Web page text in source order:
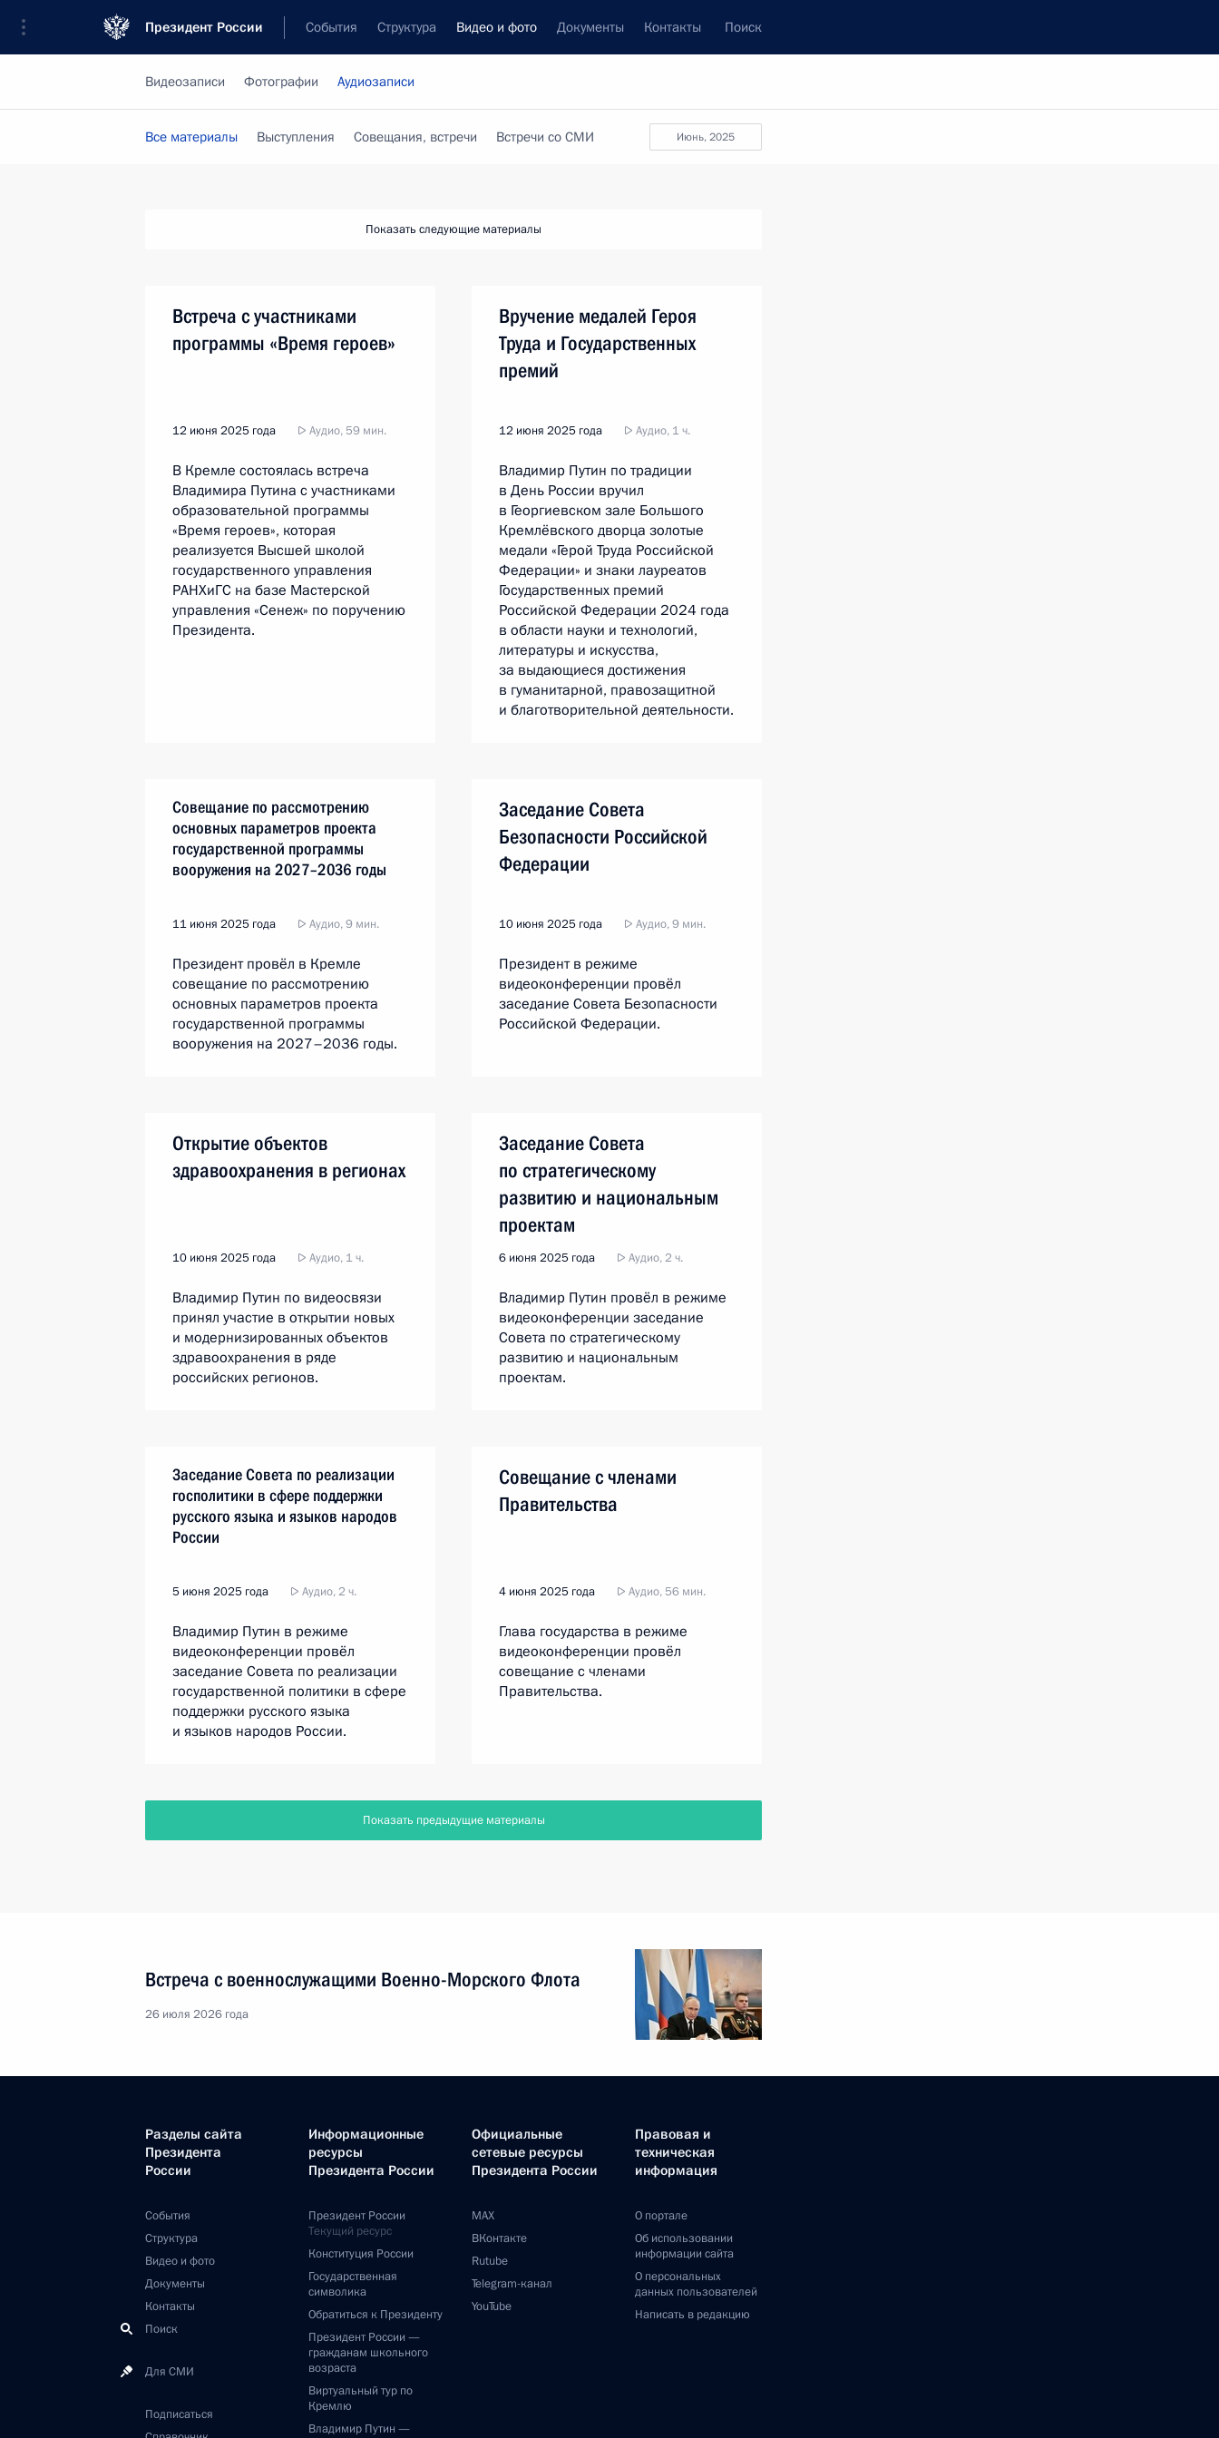
Президент России События Структура Видео и фото Документы Контакты Поиск
Видеозаписи Фотографии Аудиозаписи
июнь, 2025
Все материалы Выступления Совещания, встречи Встречи со СМИ
Показать следующие материалы
Встреча с участниками
программы «Время героев»
12 июня 2025 года Аудио, 59 мин.
В Кремле состоялась встреча
Владимира Путина с участниками
образовательной программы
«Время героев», которая
реализуется Высшей школой
государственного управления
РАНХиГС на базе Мастерской
управления «Сенеж» по поручению
Президента.
Вручение медалей Героя
Труда и Государственных
премий
12 июня 2025 года Аудио, 1 ч.
Владимир Путин по традиции
в День России вручил
в Георгиевском зале Большого
Кремлёвского дворца золотые
медали «Герой Труда Российской
Федерации» и знаки лауреатов
Государственных премий
Российской Федерации 2024 года
в области науки и технологий,
литературы и искусства,
за выдающиеся достижения
в гуманитарной, правозащитной
и благотворительной деятельности.
Совещание по рассмотрению
основных параметров проекта
государственной программы
вооружения на 2027–2036 годы
11 июня 2025 года Аудио, 9 мин.
Президент провёл в Кремле
совещание по рассмотрению
основных параметров проекта
государственной программы
вооружения на 2027–2036 годы.
Заседание Совета
Безопасности Российской
Федерации
10 июня 2025 года Аудио, 9 мин.
Президент в режиме
видеоконференции провёл
заседание Совета Безопасности
Российской Федерации.
Открытие объектов
здравоохранения в регионах
10 июня 2025 года Аудио, 1 ч.
Владимир Путин по видеосвязи
принял участие в открытии новых
и модернизированных объектов
здравоохранения в ряде
российских регионов.
Заседание Совета
по стратегическому
развитию и национальным
проектам
6 июня 2025 года Аудио, 2 ч.
Владимир Путин провёл в режиме
видеоконференции заседание
Совета по стратегическому
развитию и национальным
проектам.
Заседание Совета по реализации
госполитики в сфере поддержки
русского языка и языков народов
России
5 июня 2025 года Аудио, 2 ч.
Владимир Путин в режиме
видеоконференции провёл
заседание Совета по реализации
государственной политики в сфере
поддержки русского языка
и языков народов России.
Совещание с членами
Правительства
4 июня 2025 года Аудио, 56 мин.
Глава государства в режиме
видеоконференции провёл
совещание с членами
Правительства.
Показать предыдущие материалы
Встреча с военнослужащими Военно-Морского Флота
26 июля 2026 года
Разделы сайта
Президента
России
События
Структура
Видео и фото
Документы
Контакты
Поиск
Для СМИ
Подписаться
Информационные
ресурсы
Президента России
Президент России
Текущий ресурс
Конституция России
Государственная
символика
Обратиться к Президенту
Президент России —
гражданам школьного
возраста
Виртуальный тур по
Кремлю
Владимир Путин —
Официальные
сетевые ресурсы
Президента России
MAX
ВКонтакте
Rutube
Telegram-канал
YouTube
Правовая и
техническая
информация
О портале
Об использовании
информации сайта
О персональных
данных пользователей
Написать в редакцию